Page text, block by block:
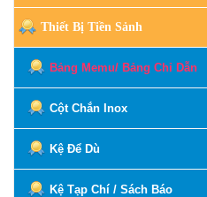
Thiết Bị Tiền Sảnh
Bảng Memu/ Bảng Chỉ Dẫn
Cột Chắn Inox
Kệ Để Dù
Kệ Tạp Chí / Sách Báo